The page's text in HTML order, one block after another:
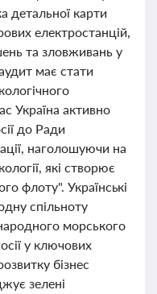
детальної карти
електростанцій,
та зловживань у
має стати
Україна активно
до Ради
наголошуючи на
які створює
флоту". Українські
спільноту
морського
у ключових
бізнес
зелені